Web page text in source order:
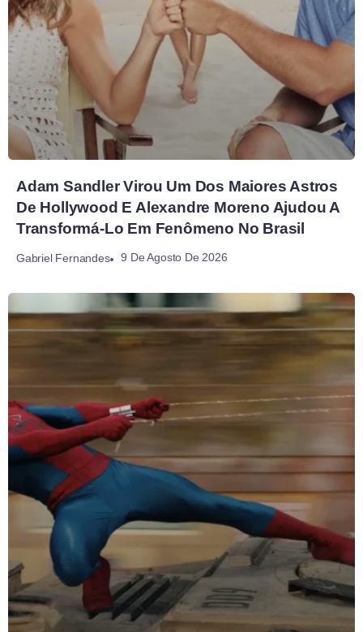
Adam Sandler Virou Um Dos Maiores Astros
De Hollywood E Alexandre Moreno Ajudou A
Transformá-Lo Em Fenômeno No Brasil
Gabriel Fernandes 9 De Agosto De 2026